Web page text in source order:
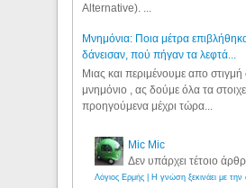
Alternative). ...
Μνημόνια: Ποια μέτρα
δάνεισαν, πού πήγαν τα λεφτά...
Μιας και περιμένουμε απο στιγμή
μνημόνιο , ας δούμε όλα τα
προηγούμενα μέχρι τώρα...
Mic Mic
Δεν υπάρχει τέτοιο